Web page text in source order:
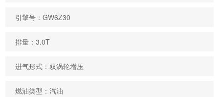
引擎号：GW6Z30
排量：3.0T
进气形式：双涡轮增压
燃油类型：汽油